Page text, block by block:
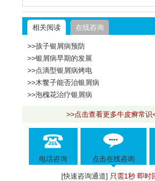
相关阅读 在线咨询
>>孩子银屑病预防
>>银屑病早期的发展
>>点滴型银屑病烤电
>>木鳖子能否治银屑病
>>泡槐花治疗银屑病
>>点击查看更多牛皮癣常识
电话咨询 点击在线咨询
[快速咨询通道] 只需1秒 即时